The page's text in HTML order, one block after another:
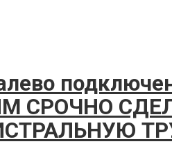
СРОЧНО